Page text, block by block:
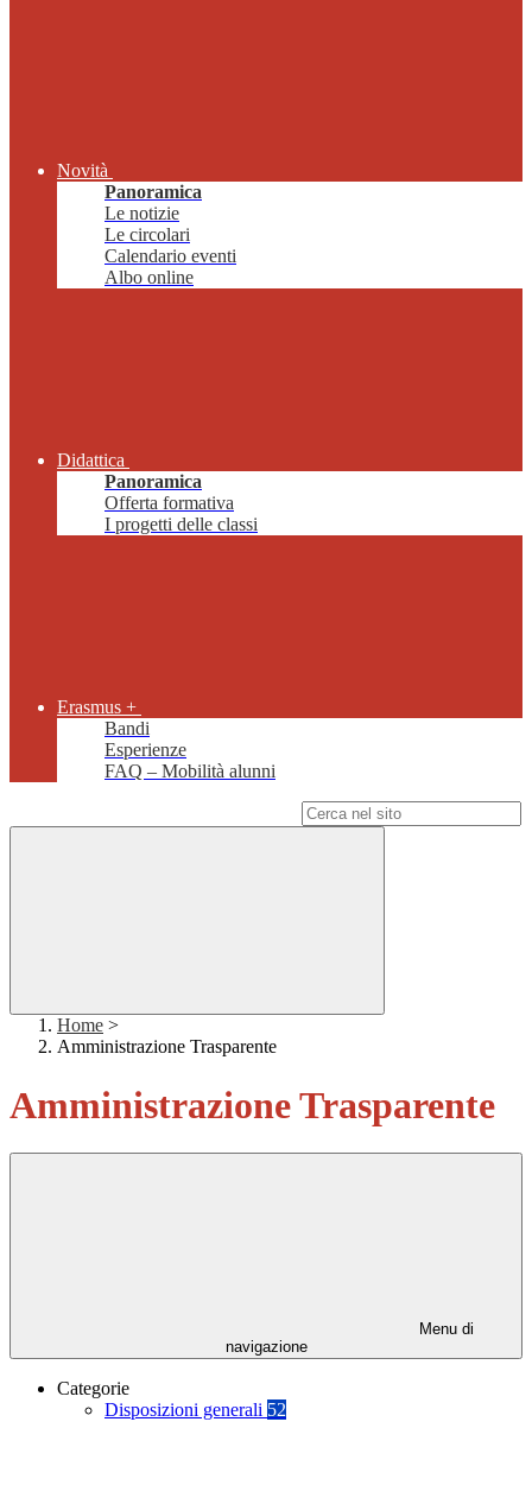
Novità
Panoramica
Le notizie
Le circolari
Calendario eventi
Albo online
Didattica
Panoramica
Offerta formativa
I progetti delle classi
Erasmus +
Bandi
Esperienze
FAQ – Mobilità alunni
Home >
Amministrazione Trasparente
Amministrazione Trasparente
Menu di
navigazione
Categorie
Disposizioni generali 52